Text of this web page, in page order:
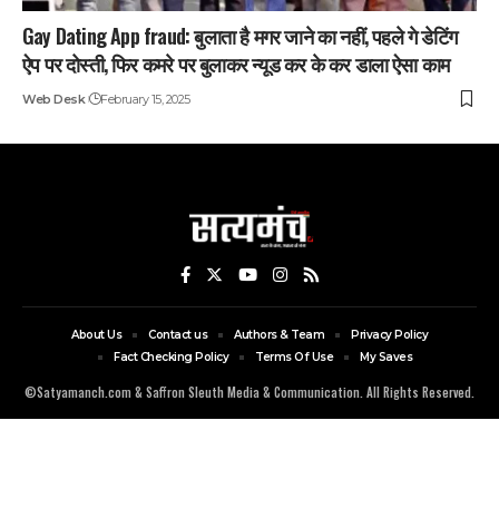
Gay Dating App fraud: बुलाता है मगर जाने का नहीं, पहले गे डेटिंग
ऐप पर दोस्ती, फिर कमरे पर बुलाकर न्यूड कर के कर डाला ऐसा काम
Web Desk February 15, 2025
©Satyamanch.com & Saffron Sleuth Media & Communication. All Rights Reserved.
About Us Contact us Authors & Team
Privacy Policy
Fact Checking Policy
Terms Of Use My Saves